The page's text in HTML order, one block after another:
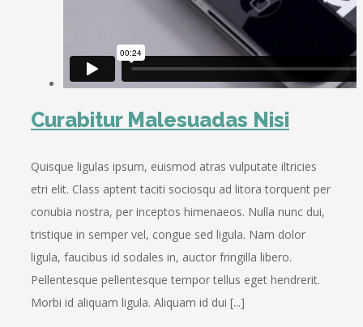
Curabitur Malesuadas Nisi
Quisque ligulas ipsum, euismod atras vulputate iltricies
etri elit. Class aptent taciti sociosqu ad litora torquent per
conubia nostra, per inceptos himenaeos. Nulla nunc dui,
tristique in semper vel, congue sed ligula. Nam dolor
ligula, faucibus id sodales in, auctor fringilla libero.
Pellentesque pellentesque tempor tellus eget hendrerit.
Morbi id aliquam ligula. Aliquam id dui [...]